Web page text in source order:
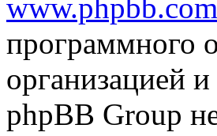
www.phpbb.com
программного
организацией
phpBB Group